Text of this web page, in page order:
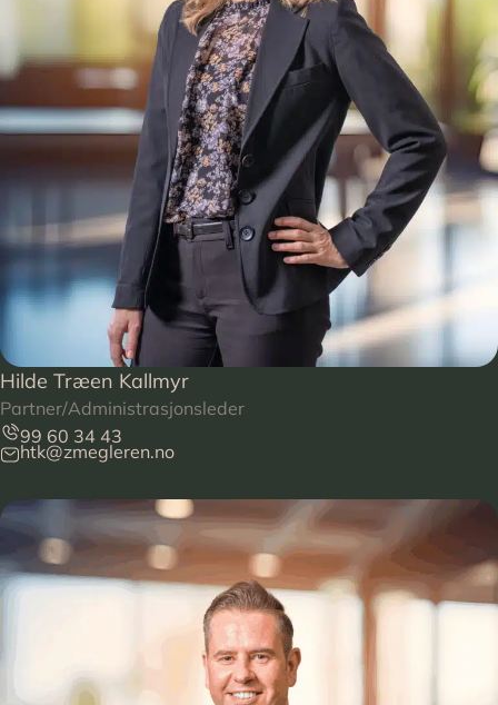
Hilde Træen Kallmyr
Partner/Administrasjonsleder
99 60 34 43
htk@zmegleren.no